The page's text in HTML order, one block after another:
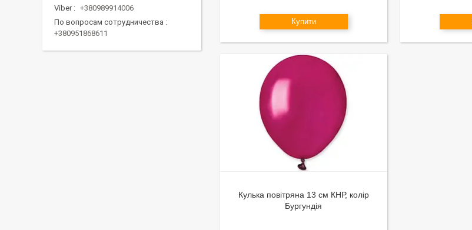
Купити
Кулька повітряна 13 см КНР, колір
Бургундія
Viber
+380989914006
По вопросам сотрудничества
+380951868611